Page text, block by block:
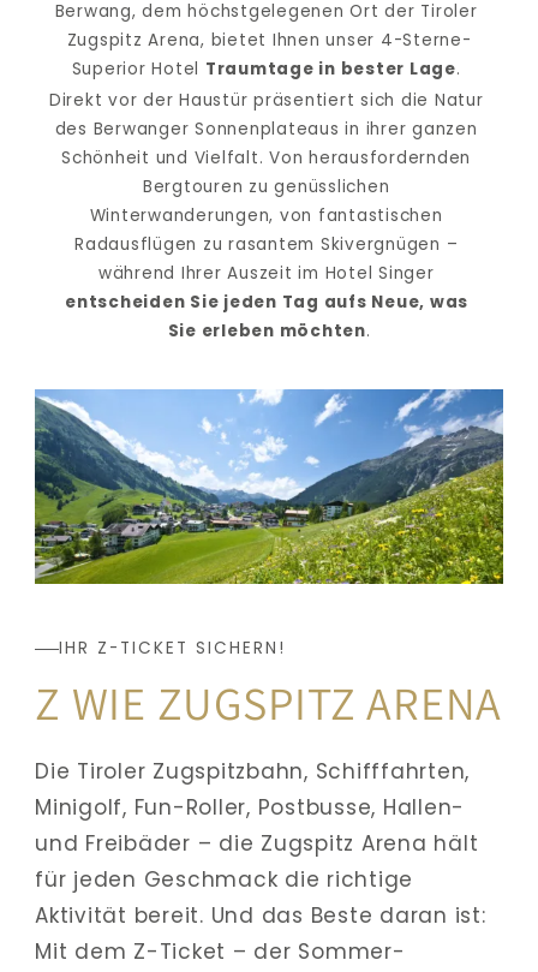
Berwang, dem höchstgelegenen Ort der Tiroler
Zugspitz Arena, bietet Ihnen unser 4-Sterne-
Superior Hotel Traumtage in bester Lage.
Direkt vor der Haustür präsentiert sich die Natur
des Berwanger Sonnenplateaus in ihrer ganzen
Schönheit und Vielfalt. Von herausfordernden
Bergtouren zu genüsslichen
Winterwanderungen, von fantastischen
Radausflügen zu rasantem Skivergnügen –
während Ihrer Auszeit im Hotel Singer
entscheiden Sie jeden Tag aufs Neue, was
Sie erleben möchten.
IHR Z-TICKET SICHERN!
Z WIE ZUGSPITZ ARENA
Die Tiroler Zugspitzbahn, Schifffahrten,
Minigolf, Fun-Roller, Postbusse, Hallen-
und Freibäder – die Zugspitz Arena hält
für jeden Geschmack die richtige
Aktivität bereit. Und das Beste daran ist:
Mit dem Z-Ticket – der Sommer-